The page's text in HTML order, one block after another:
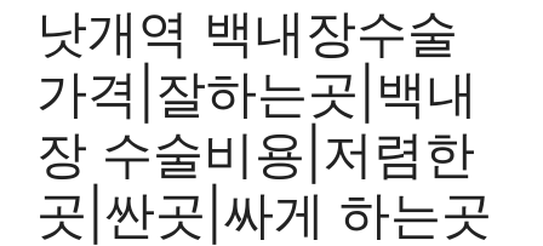
낫개역 백내장수술
가격|잘하는곳|백내
장 수술비용|저렴한
곳|싼곳|싸게 하는곳